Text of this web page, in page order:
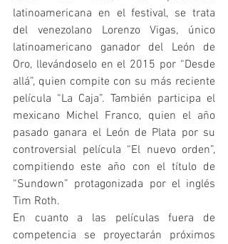
latinoamericana en el festival, se trata
del venezolano Lorenzo Vigas, único
latinoamericano ganador del León de
Oro, llevándoselo en el 2015 por “Desde
allá”, quien compite con su más reciente
película “La Caja”. También participa el
mexicano Michel Franco, quien el año
pasado ganara el León de Plata por su
controversial película “El nuevo orden”,
compitiendo este año con el título de
“Sundown” protagonizada por el inglés
Tim Roth.
En cuanto a las películas fuera de
competencia se proyectarán próximos